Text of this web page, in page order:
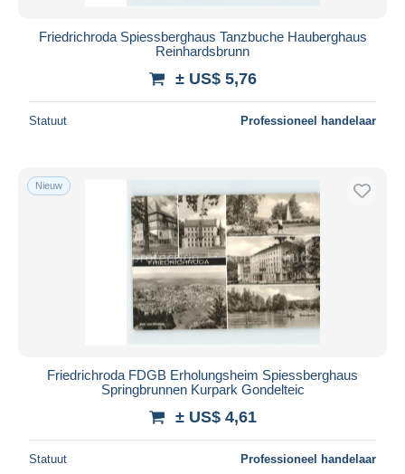
Friedrichroda Spiessberghaus Tanzbuche Hauberghaus
Reinhardsbrunn
± US$ 5,76
Statuut Professioneel handelaar
Nieuw
Friedrichroda FDGB Erholungsheim Spiessberghaus
Springbrunnen Kurpark Gondelteic
± US$ 4,61
Statuut Professioneel handelaar